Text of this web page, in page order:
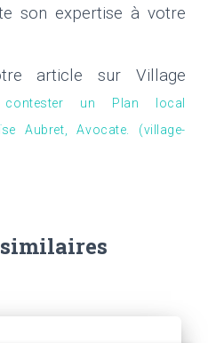
son expertise à votre
article sur Village
contester un Plan local
Aubret, Avocate. (village-